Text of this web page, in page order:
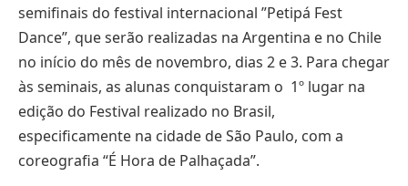
semifinais do festival internacional ”Petipá Fest
Dance”, que serão realizadas na Argentina e no Chile
no início do mês de novembro, dias 2 e 3. Para chegar
às seminais, as alunas conquistaram o 1º lugar na
edição do Festival realizado no Brasil,
especificamente na cidade de São Paulo, com a
coreografia “É Hora de Palhaçada”.